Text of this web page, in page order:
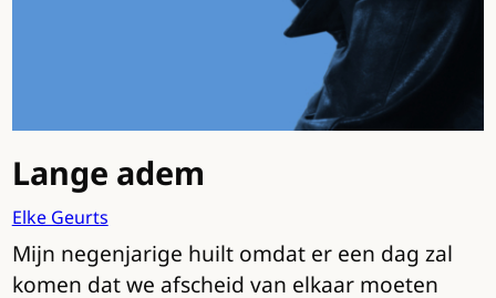
Lange adem
Elke Geurts
Mijn negenjarige huilt omdat er een dag zal
komen dat we afscheid van elkaar moeten